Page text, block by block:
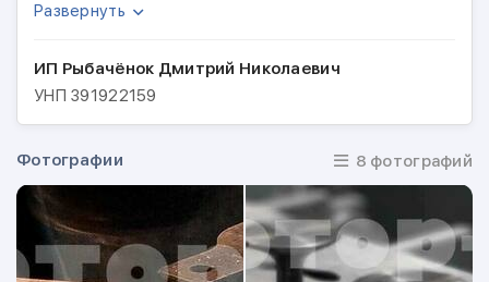
различных агрегатов. Поэтому в нашей компании
деле. Опыт накопленный годами позволяет
производить ремонт с высокой эффективностью и
комплектующих для двигателя различных фирм-
производителей.
В настоящее время наши руки дают вторую жизнь
двигателям всех марок, как отечественного, так и
иностранного производителя, в том числе грузовых
Развернуть
ИП Рыбачёнок Дмитрий Николаевич
УНП391922159
Фотографии 8 фотографий